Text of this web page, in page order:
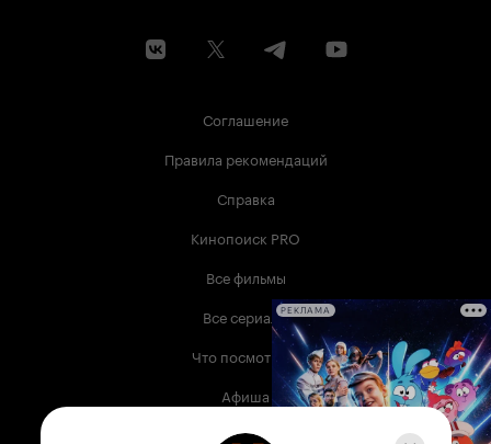
Соглашение
Правила рекомендаций
Справка
Кинопоиск PRO
Все фильмы
Все сериалы
Что посмотреть
Афиша
Музыка
РЕКЛАМА